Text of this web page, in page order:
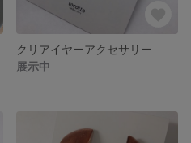
クリアイヤーアクセサリー
展示中